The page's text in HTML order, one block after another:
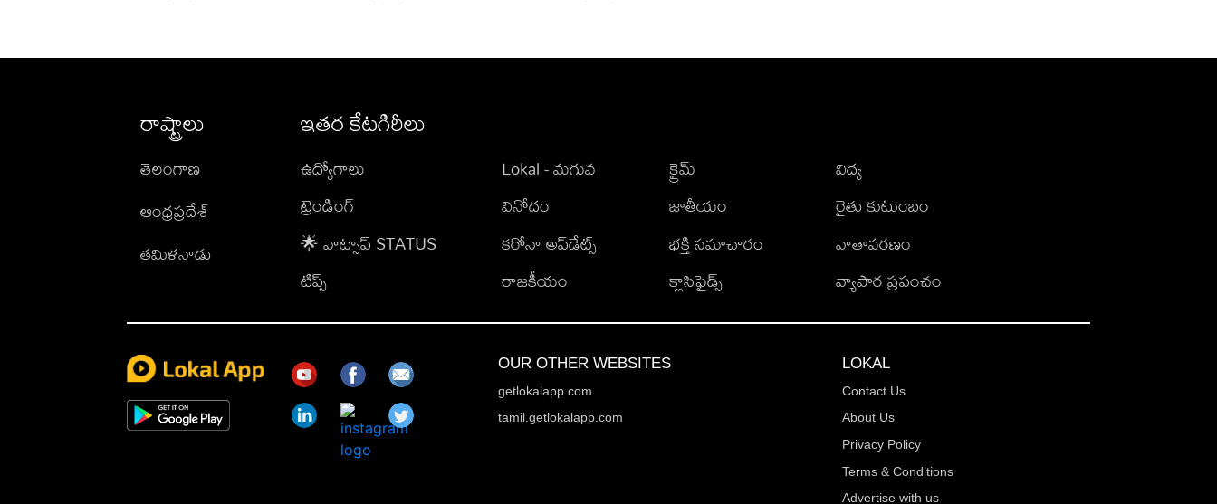
రాష్ట్రాలు
తెలంగాణ
ఆంధ్రప్రదేశ్
తమిళనాడు
ఇతర కేటగిరీలు
ఉద్యోగాలు
ట్రెండింగ్
🌟 వాట్సాప్ STATUS
టిప్స్
Lokal - మగువ
వినోదం
కరోనా అప్‌డేట్స్
రాజకీయం
క్రైమ్
జాతీయం
భక్తి సమాచారం
క్లాసిఫైడ్స్
విద్య
రైతు కుటుంబం
వాతావరణం
వ్యాపార ప్రపంచం
OUR OTHER WEBSITES
getlokalapp.com
tamil.getlokalapp.com
LOKAL
Contact Us
About Us
Privacy Policy
Terms & Conditions
Advertise with us